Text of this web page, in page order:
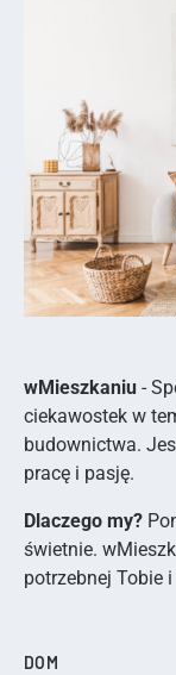
wMieszkaniu -
ciekawostek w
budownictwa.
pracę i pasję.
Dlaczego my?
świetnie.
potrzebnej Tobie
DOM